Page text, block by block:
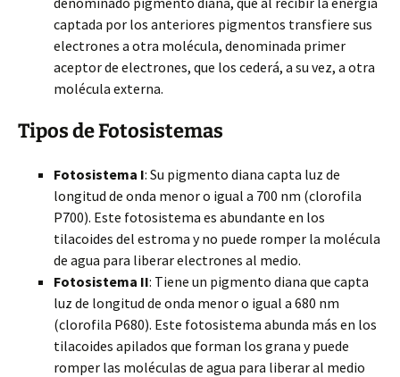
captada por los anteriores pigmentos transfiere sus
electrones a otra molécula, denominada primer
aceptor de electrones, que los cederá, a su vez, a otra
molécula externa.
Tipos de Fotosistemas
Fotosistema I: Su pigmento diana capta luz de
longitud de onda menor o igual a 700 nm (clorofila
P700). Este fotosistema es abundante en los
tilacoides del estroma y no puede romper la molécula
de agua para liberar electrones al medio.
Fotosistema II: Tiene un pigmento diana que capta
luz de longitud de onda menor o igual a 680 nm
(clorofila P680). Este fotosistema abunda más en los
tilacoides apilados que forman los grana y puede
romper las moléculas de agua para liberar al medio